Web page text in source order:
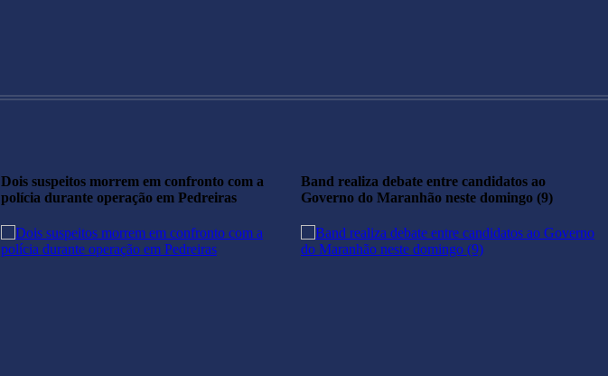
Dois suspeitos morrem em confronto com a
polícia durante operação em Pedreiras
Band realiza debate entre candidatos ao
Governo do Maranhão neste domingo (9)